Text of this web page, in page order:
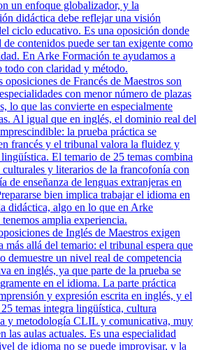
un enfoque globalizador, y la
didáctica debe reflejar una visión
ciclo educativo. Es una oposición donde
contenidos puede ser tan exigente como
En Arke Formación te ayudamos a
todo con claridad y método.
oposiciones de Francés de Maestros son
con menor número de plazas
lo que las convierte en especialmente
Al igual que en inglés, el dominio real del
la prueba práctica se
francés y el tribunal valora la fluidez y
El temario de 25 temas combina
culturales y literarios de la francofonía con
de enseñanza de lenguas extranjeras en
bien implica trabajar el idioma en
didáctica, algo en lo que en Arke
amplia experiencia.
de Inglés de Maestros exigen
más allá del temario: el tribunal espera que
demuestre un nivel real de competencia
en inglés, ya que parte de la prueba se
en el idioma. La parte práctica
y expresión escrita en inglés, y el
temas integra lingüística, cultura
y metodología CLIL y comunicativa, muy
las aulas actuales. Es una especialidad
de idioma no se puede improvisar, y la